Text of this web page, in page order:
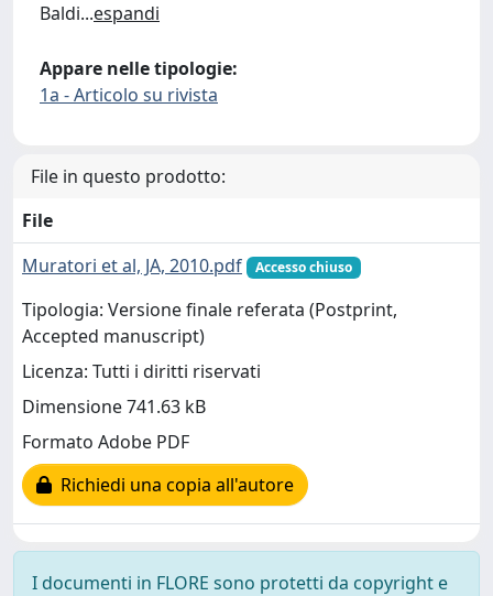
Baldi...espandi
Appare nelle tipologie:
1a - Articolo su rivista
File in questo prodotto:
File
Muratori et al, JA, 2010.pdf
Accesso chiuso
Tipologia: Versione finale referata (Postprint,
Accepted manuscript)
Licenza: Tutti i diritti riservati
Dimensione 741.63 kB
Formato Adobe PDF
Richiedi una copia all'autore
I documenti in FLORE sono protetti da copyright e